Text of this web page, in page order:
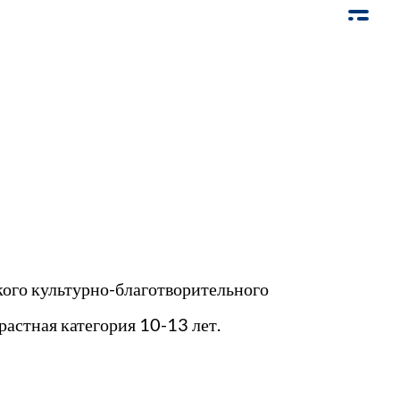
культурно-благотворительного
категория 10-13 лет.